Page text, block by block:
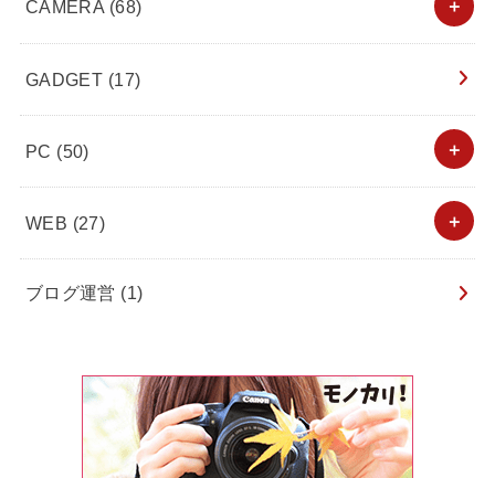
CAMERA (68)
GADGET (17)
PC (50)
WEB (27)
ブログ運営 (1)